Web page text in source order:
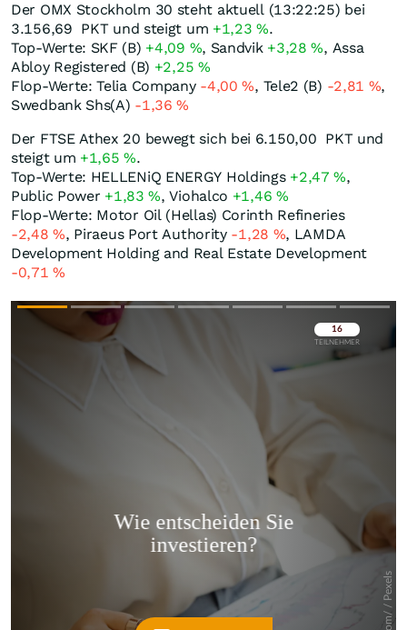
Der OMX Stockholm 30 steht aktuell (13:22:25) bei
3.156,69 PKTund steigt um +1,23%.
Top-Werte: SKF (B) +4,09 %, Sandvik +3,28%, Assa
Abloy Registered (B) +2,25 %
Flop-Werte: Telia Company -4,00%, Tele2 (B) -2,81 %,
Swedbank Shs(A) -1,36%
Der FTSE Athex 20 bewegt sich bei 6.150,00 PKTund
steigt um +1,65%.
Top-Werte: HELLENiQ ENERGY Holdings +2,47%,
Public Power +1,83%, Viohalco +1,46 %
Flop-Werte: Motor Oil (Hellas) Corinth Refineries
-2,48%, Piraeus Port Authority -1,28 %, LAMDA
Development Holding and Real Estate Development
-0,71%
Überspringen
Überspringen